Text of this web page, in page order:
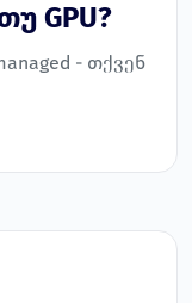
GPU?
- თქვენ